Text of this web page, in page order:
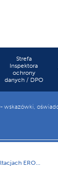
Strefa
Inspektora
ochrony
danych / DPO
wskazówki,
ERO...